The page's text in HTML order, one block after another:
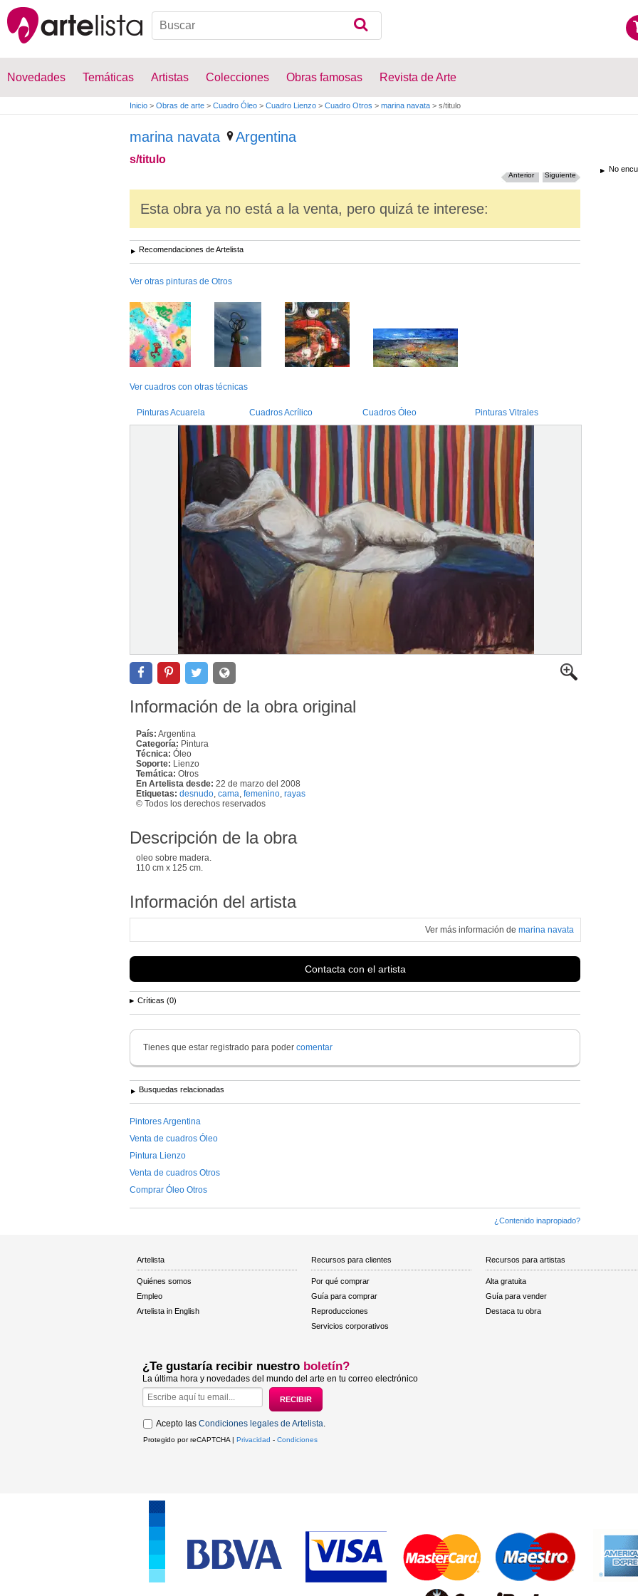
Novedades Temáticas Artistas Colecciones Obras famosas Revista de Arte
Inicio > Obras de arte > Cuadro Óleo > Cuadro Lienzo > Cuadro Otros > marina navata > s/titulo
marina navata Argentina
s/titulo
Siguiente
Anterior
Esta obra ya no está a la venta, pero quizá te interese:
Recomendaciones de Artelista
Ver otras pinturas de Otros
Ver cuadros con otras técnicas
Pinturas Acuarela Cuadros Acrílico Cuadros Óleo Pinturas Vitrales
Información de la obra original
País: Argentina
Categoría: Pintura
Técnica: Óleo
Soporte: Lienzo
Temática: Otros
En Artelista desde: 22 de marzo del 2008
Etiquetas: desnudo cama femenino rayas
© Todos los derechos reservados
Descripción de la obra
oleo sobre madera.
110 cm x 125 cm.
Información del artista
Ver más información de marina navata
Contacta con el artista
Críticas (0)
Tienes que estar registrado para poder comentar
Busquedas relacionadas
Pintores Argentina
Venta de cuadros Óleo
Pintura Lienzo
Venta de cuadros Otros
Comprar Óleo Otros
¿Contenido inapropiado?
No
Artelista
Quiénes somos
Empleo
Artelista in English
Recursos para clientes
Por qué comprar
Guía para comprar
Reproducciones
Servicios corporativos
Recursos para artistas
Alta gratuita
Guía para vender
Destaca tu obra
¿Te gustaría recibir nuestro boletín?
La última hora y novedades del mundo del arte en tu correo electrónico
Acepto las Condiciones legales de Artelista
Protegido por reCAPTCHA | Privacidad - Condiciones